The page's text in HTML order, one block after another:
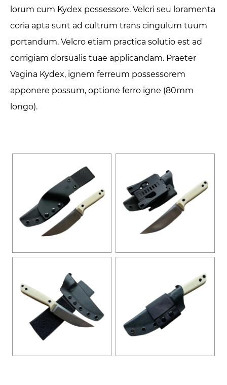
lorum cum Kydex possessore. Velcri seu loramenta
coria apta sunt ad cultrum trans cingulum tuum
portandum. Velcro etiam practica solutio est ad
corrigiam dorsualis tuae applicandam. Praeter
Vagina Kydex, ignem ferreum possessorem
apponere possum, optione ferro igne (80mm
longo).